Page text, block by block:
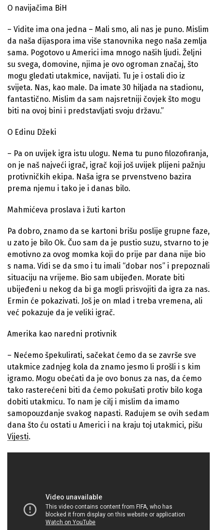
O navijačima BiH
– Vidite ima ona jedna – Mali smo, ali nas je puno. Mislim
da naša dijaspora ima više stanovnika nego naša zemlja
sama. Pogotovo u Americi ima mnogo naših ljudi. Željni
su svega, domovine, njima je ovo ogroman značaj, što
mogu gledati utakmice, navijati. Tu je i ostali dio iz
svijeta. Nas, kao male. Da imate 30 hiljada na stadionu,
fantastično. Mislim da sam najsretniji čovjek što mogu
biti na ovoj bini i predstavljati svoju državu.”
O Edinu Džeki
– Pa on uvijek igra istu ulogu. Nema tu puno filozofiranja,
on je naš najveći igrač, igrač koji još uvijek plijeni pažnju
protivničkih ekipa. Naša igra se prvenstveno bazira
prema njemu i tako je i danas bilo.
Mahmićeva proslava i žuti karton
Pa dobro, znamo da se kartoni brišu poslije grupne faze,
u zato je bilo Ok. Čuo sam da je pustio suzu, stvarno to je
emotivno za ovog momka koji do prije par dana nije bio
s nama. Vidi se da smo i tu imali “dobar nos” i prepoznali
situaciju na vrijeme. Bio sam ubijeđen. Morate biti
ubijeđeni u nekog da bi ga mogli prisvojiti da igra za nas.
Ermin će pokazivati. Još je on mlad i treba vremena, ali
već pokazuje da je veliki igrač.
Amerika kao naredni protivnik
– Nećemo špekulirati, sačekat ćemo da se završe sve
utakmice zadnjeg kola da znamo jesmo li prošli i s kim
igramo. Mogu obećati da je ovo bonus za nas, da ćemo
tako rasterećeni biti da ćemo pokušati protiv bilo koga
dobiti utakmicu. To nam je cilj i mislim da imamo
samopouzdanje svakog napasti. Radujem se ovih sedam
dana što ću ostati u Americi i na kraju toj utakmici, pišu
Vijesti.